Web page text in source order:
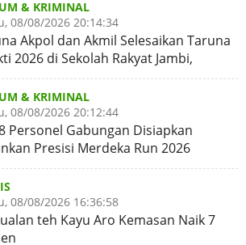
& KRIMINAL
08/08/2026 20:14:34
Akpol dan Akmil Selesaikan Taruna
2026 di Sekolah Rakyat Jambi,
Aman Lancar
& KRIMINAL
08/08/2026 20:12:44
Personel Gabungan Disiapkan
Presisi Merdeka Run 2026
08/08/2026 16:36:58
teh Kayu Aro Kemasan Naik 7